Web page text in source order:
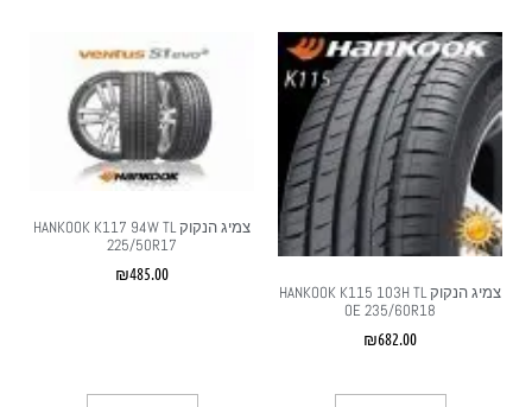
צמיג הנקוק HANKOOK K115 103H TL
OE 235/60R18
₪682.00
צמיג הנקוק HANKOOK K117 94W TL
225/50R17
₪485.00